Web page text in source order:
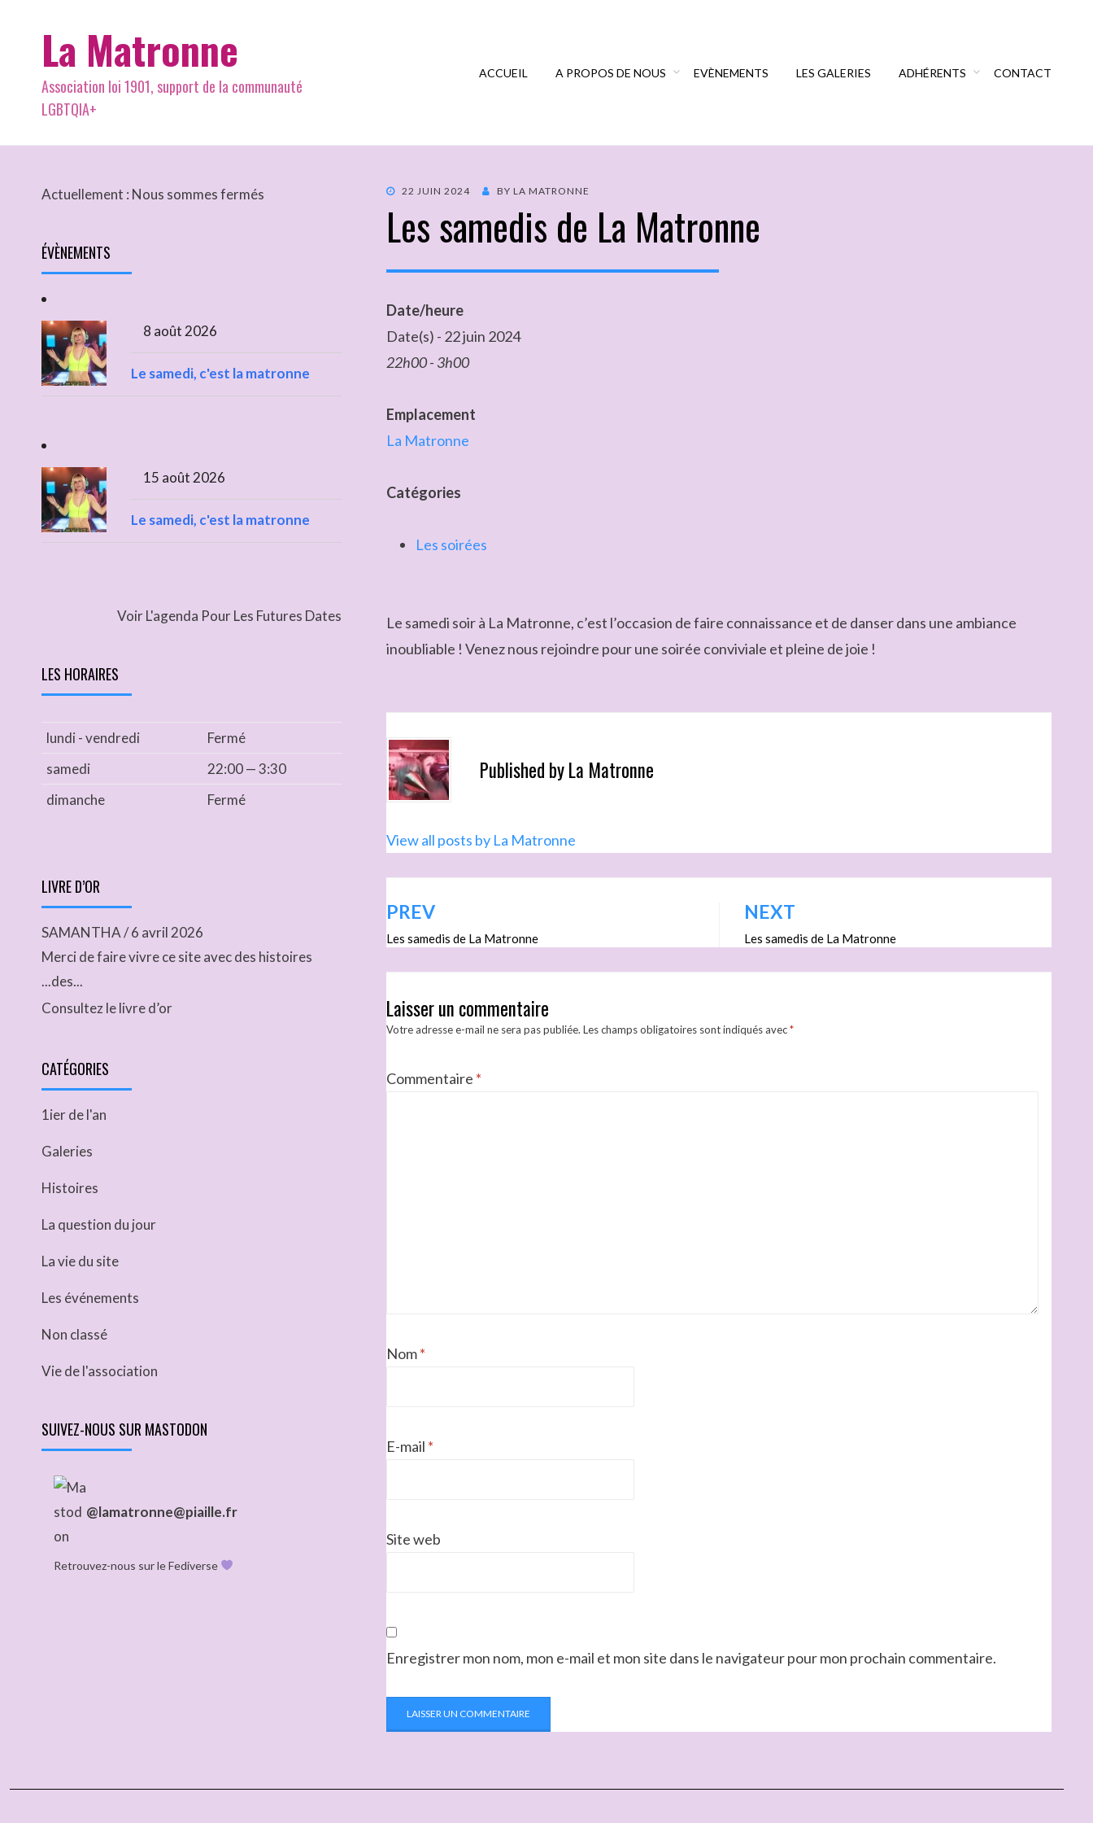
La Matronne
Association loi 1901, support de la communauté
LGBTQIA+
ACCUEIL A PROPOS DE NOUS EVÈNEMENTS LES GALERIES ADHÉRENTS CONTACT
22 JUIN 2024 BY LA MATRONNE
Les samedis de La Matronne
Date/heure
Date(s) - 22 juin 2024
22h00 - 3h00
Emplacement
La Matronne
Catégories
Les soirées
Le samedi soir à La Matronne, c’est l’occasion de faire connaissance et de danser dans une ambiance
inoubliable ! Venez nous rejoindre pour une soirée conviviale et pleine de joie !
Published byLa Matronne
View all posts by La Matronne
PREV
Les samedis de La Matronne
NEXT
Les samedis de La Matronne
Laisser un commentaire
Votre adresse e-mail ne sera pas publiée. Les champs obligatoires sont indiqués avec*
Commentaire *
Nom*
E-mail *
Site web
Enregistrer mon nom, mon e-mail et mon site dans le navigateur pour mon prochain commentaire.
Actuellement : Nous sommes fermés
ÉVÈNEMENTS
8 août 2026
Le samedi, c'est la matronne
15 août 2026
Le samedi, c'est la matronne
Voir L'agenda Pour Les Futures Dates
LES HORAIRES
lundi - vendredi
Fermé
samedi
22:00 — 3:30
dimanche
Fermé
LIVRE D’OR
SAMANTHA/6 avril 2026
Merci de faire vivre ce site avec des histoires
...des...
Consultez le livre d’or
CATÉGORIES
1ier de l'an
Galeries
Histoires
La question du jour
La vie du site
Les événements
Non classé
Vie de l'association
SUIVEZ-NOUS SUR MASTODON
@lamatronne@piaille.fr
Retrouvez-nous sur le Fediverse